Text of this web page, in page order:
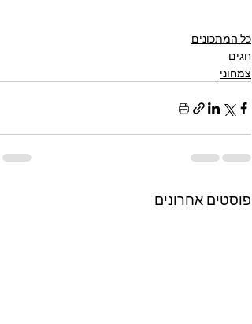
כל המתכונים
חגים
צמחוני
פוסטים אחרונים